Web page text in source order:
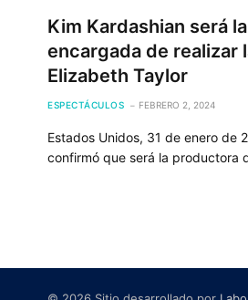
Kim Kardashian será
encargada de realizar
Elizabeth Taylor
ESPECTÁCULOS FEBRERO 2, 2024
Estados Unidos, 31 de enero de
confirmó que será la productora